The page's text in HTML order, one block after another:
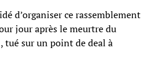
d’organiser ce rassemblement
jour après le meurtre du
tué sur un point de deal à